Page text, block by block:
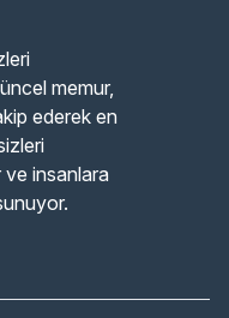
memur,
ederek en
ve insanlara